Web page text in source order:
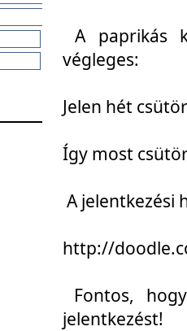
A paprikás
végleges:
Jelen hét
Így most
A jelentkezési
http://
Fontos,
jelentkezést!